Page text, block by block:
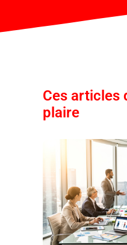
Ces articles
plaire